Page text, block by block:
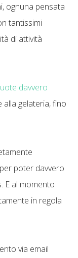
ognuna pensata
tantissimi
di attività
davvero
alla gelateria, fino
poter davvero
E al momento
in regola
via email